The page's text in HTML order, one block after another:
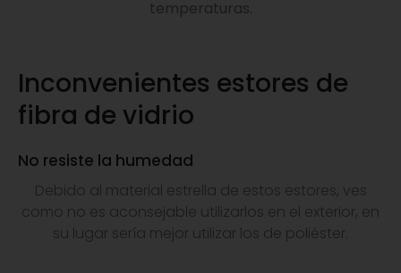
temperaturas.
Inconvenientes estores de
fibra de vidrio
No resiste la humedad
Debido al material estrella de estos estores, ves
como no es aconsejable utilizarlos en el exterior, en
su lugar sería mejor utilizar los de poliéster.